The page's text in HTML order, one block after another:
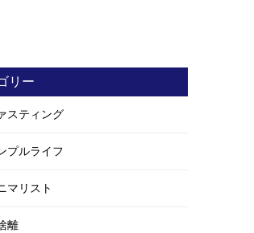
リー
スティング
プルライフ
マリスト
離